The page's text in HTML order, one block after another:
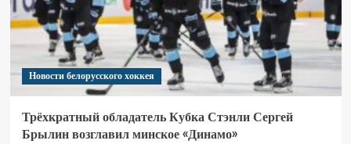
Новости белорусского хоккея
Трёхкратный обладатель Кубка Стэнли Сергей
Брылин возглавил минское «Динамо»